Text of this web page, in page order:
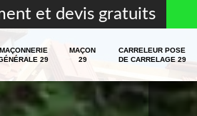
et devis gratuits
MAÇONNERIE
29
MAÇON
29
CARRELEUR POSE
DE CARRELAGE 29